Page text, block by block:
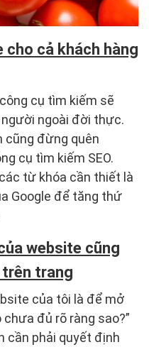
cho cả khách hàng
cụ tìm kiếm sẽ
ngoài đời thực.
cũng đừng quên
cụ tìm kiếm SEO.
từ khóa cần thiết là
Google để tăng thứ
website cũng
trang
của tôi là để mở
đủ rõ ràng sao?”
cần phải quyết định